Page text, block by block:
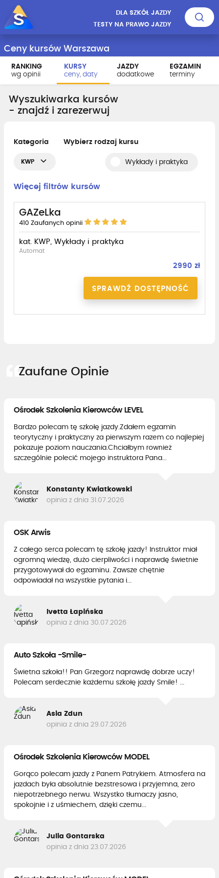
DLA SZKÓŁ JAZDY
TESTY NA PRAWO JAZDY
Ceny kursów Warszawa
RANKING
wg opinii
KURSY
ceny, daty
JAZDY
dodatkowe
EGZAMIN
terminy
Wyszukiwarka kursów
- znajdź i zarezerwuj
Kategoria
KWP
Wybierz rodzaj kursu
Wykłady i praktyka
Więcej filtrów kursów
GAZeLka
410 Zaufanych opinii
kat. KWP, Wykłady i praktyka
Automat
2990 zł
SPRAWDŹ DOSTĘPNOŚĆ
Zaufane Opinie
Ośrodek Szkolenia Kierowców LEVEL
Bardzo polecam tę szkołę jazdy.Zdałem egzamin
teorytyczny i praktyczny za pierwszym razem co najlepiej
pokazuje poziom nauczania.Chciałbym rownież
szczególnie polecić mojego instruktora Pana...
Konstanty Kwiatkowski
opinia z dnia 31.07.2026
OSK Arwis
Z całego serca polecam tę szkołę jazdy! Instruktor miał
ogromną wiedzę, dużo cierpliwości i naprawdę świetnie
przygotowywał do egzaminu. Zawsze chętnie
odpowiadał na wszystkie pytania i...
Ivetta Łapińska
opinia z dnia 30.07.2026
Auto Szkoła -Smile-
Świetna szkoła!! Pan Grzegorz naprawdę dobrze uczy!
Polecam serdecznie każdemu szkołę jazdy Smile! ...
Asia Zdun
opinia z dnia 29.07.2026
Ośrodek Szkolenia Kierowców MODEL
Gorąco polecam jazdy z Panem Patrykiem. Atmosfera na
jazdach była absolutnie bezstresowa i przyjemna, zero
niepotrzebnego nerwu. Wszystko tłumaczy jasno,
spokojnie i z uśmiechem, dzięki czemu...
Julia Gontarska
opinia z dnia 23.07.2026